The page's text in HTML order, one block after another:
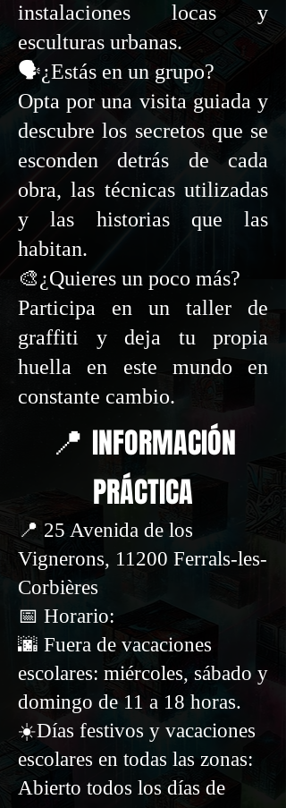
instalaciones locas y
esculturas urbanas.
🗣️¿Estás en un grupo?
Opta por una visita guiada y
descubre los secretos que se
esconden detrás de cada
obra, las técnicas utilizadas
y las historias que las
habitan.
🎨¿Quieres un poco más?
Participa en un taller de
graffiti y deja tu propia
huella en este mundo en
constante cambio.
📍 INFORMACIÓN
PRÁCTICA
📍 25 Avenida de los
Vignerons, 11200 Ferrals-les-
Corbières
📅 Horario:
🌆 Fuera de vacaciones
escolares: miércoles, sábado y
domingo de 11 a 18 horas.
☀️Días festivos y vacaciones
escolares en todas las zonas:
Abierto todos los días de